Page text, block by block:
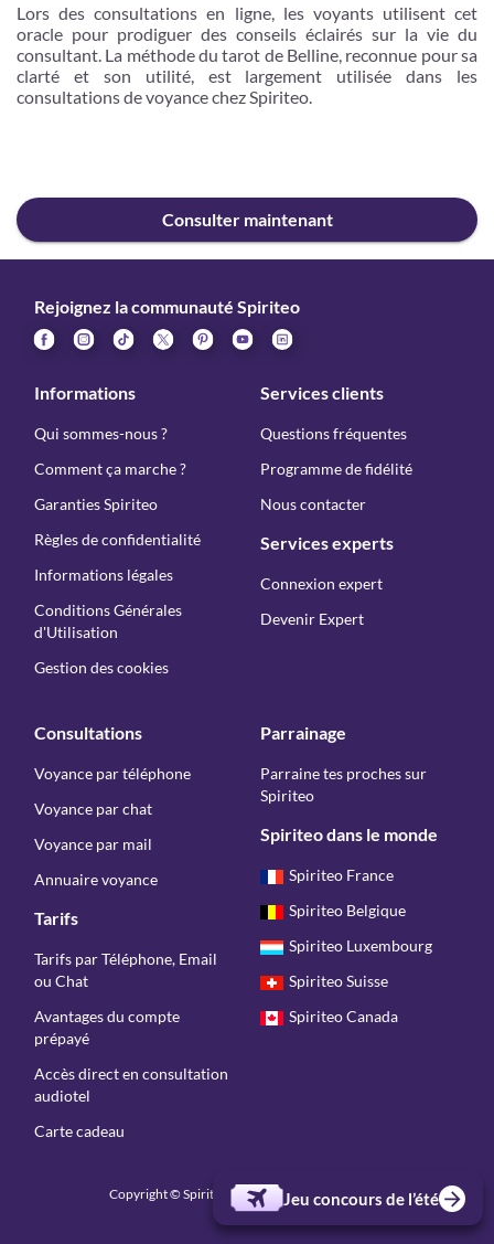
Lors des consultations en ligne, les voyants utilisent cet
oracle pour prodiguer des conseils éclairés sur la vie du
consultant. La méthode du tarot de Belline, reconnue pour sa
clarté et son utilité, est largement utilisée dans les
consultations de voyance chez Spiriteo.
Consulter maintenant
Jeu concours de l’été
Rejoignez la communauté Spiriteo
Informations
Qui sommes-nous ?
Comment ça marche ?
Garanties Spiriteo
Règles de confidentialité
Informations légales
Conditions Générales
d'Utilisation
Gestion des cookies
Services clients
Questions fréquentes
Programme de fidélité
Nous contacter
Services experts
Connexion expert
Devenir Expert
Consultations
Voyance par téléphone
Voyance par chat
Voyance par mail
Annuaire voyance
Tarifs
Tarifs par Téléphone, Email
ou Chat
Avantages du compte
prépayé
Accès direct en consultation
audiotel
Carte cadeau
Parrainage
Parraine tes proches sur
Spiriteo
Spiriteo dans le monde
Spiriteo France
Spiriteo Belgique
Spiriteo Luxembourg
Spiriteo Suisse
Spiriteo Canada
Copyright © Spiriteo 2026 - Tous droits réservés